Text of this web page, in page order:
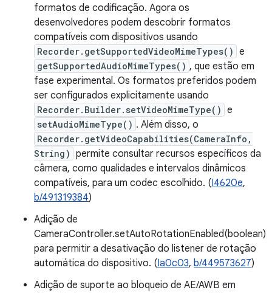
formatos de codificação. Agora os
desenvolvedores podem descobrir formatos
compatíveis com dispositivos usando
Recorder.getSupportedVideoMimeTypes() e
getSupportedAudioMimeTypes() , que estão em
fase experimental. Os formatos preferidos podem
ser configurados explicitamente usando
Recorder.Builder.setVideoMimeType() e
setAudioMimeType() . Além disso, o
Recorder.getVideoCapabilities(CameraInfo,
String) permite consultar recursos específicos da
câmera, como qualidades e intervalos dinâmicos
compatíveis, para um codec escolhido. (I4620e,
b/491319384)
Adição de
CameraController.setAutoRotationEnabled(boolean)
para permitir a desativação do listener de rotação
automática do dispositivo. (Ia0c03, b/449573627)
Adição de suporte ao bloqueio de AE/AWB em